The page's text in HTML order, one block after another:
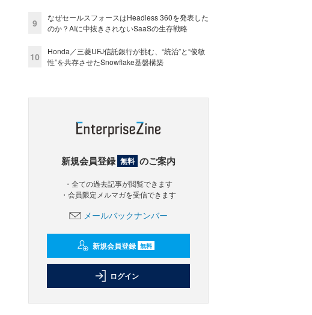
9
なぜセールスフォースはHeadless 360を発表した
のか？AIに中抜きされないSaaSの生存戦略
10
Honda／三菱UFJ信託銀行が挑む、“統治”と“俊敏
性”を共存させたSnowflake基盤構築
新規会員登録 無料 のご案内
・全ての過去記事が閲覧できます
・会員限定メルマガを受信できます
メールバックナンバー
新規会員登録 無料
ログイン